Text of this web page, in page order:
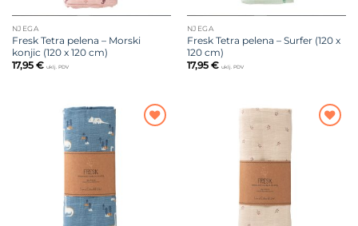
NJEGA
Fresk Tetra pelena – Morski
konjic (120 x 120 cm)
17,95 € uklj. PDV
NJEGA
Fresk Tetra pelena – Surfer (120 x
120 cm)
17,95 € uklj. PDV